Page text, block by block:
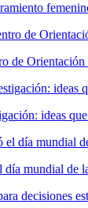
de
ideas
día mundial de